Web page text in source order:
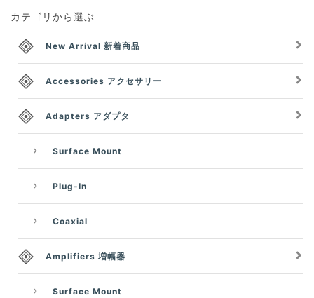
カテゴリから選ぶ
New Arrival 新着商品
Accessories アクセサリー
Adapters アダプタ
Surface Mount
Plug-In
Coaxial
Amplifiers 増幅器
Surface Mount